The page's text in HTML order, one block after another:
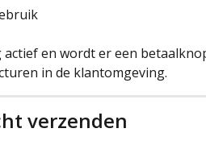
actief en wordt er een
in de klantomgeving.
verzenden